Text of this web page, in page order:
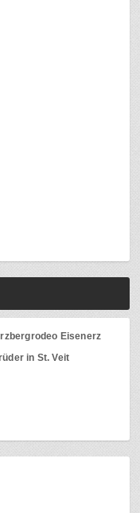
Eisenerz
in St. Veit